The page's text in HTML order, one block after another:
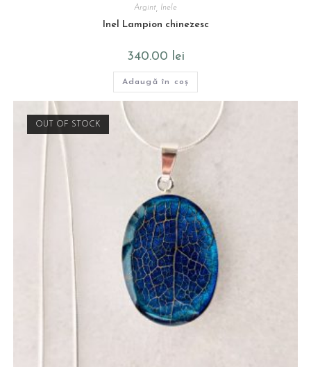
Argint Inele
Inel Lampion chinezesc
340.00 lei
Adaugă în coș
OUT OF STOCK